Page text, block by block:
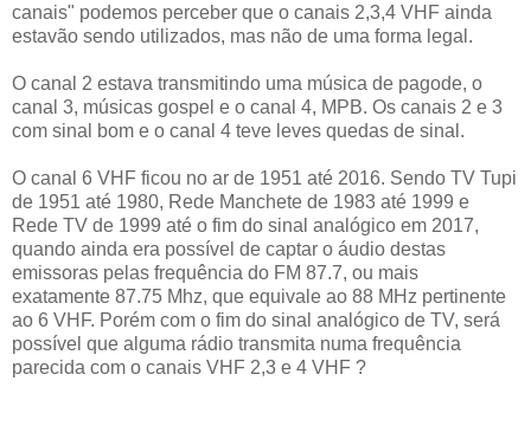
canais" podemos perceber que o canais 2,3,4 VHF ainda
estavão sendo utilizados, mas não de uma forma legal.
O canal 2 estava transmitindo uma música de pagode, o
canal 3, músicas gospel e o canal 4, MPB. Os canais 2 e 3
com sinal bom e o canal 4 teve leves quedas de sinal.
O canal 6 VHF ficou no ar de 1951 até 2016. Sendo TV Tupi
de 1951 até 1980, Rede Manchete de 1983 até 1999 e
Rede TV de 1999 até o fim do sinal analógico em 2017,
quando ainda era possível de captar o áudio destas
emissoras pelas frequência do FM 87.7, ou mais
exatamente 87.75 Mhz, que equivale ao 88 MHz pertinente
ao 6 VHF. Porém com o fim do sinal analógico de TV, será
possível que alguma rádio transmita numa frequência
parecida com o canais VHF 2,3 e 4 VHF ?